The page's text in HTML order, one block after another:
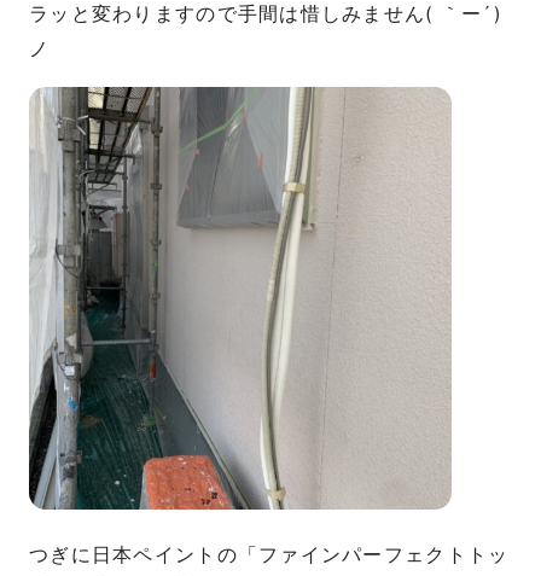
ラッと変わりますので手間は惜しみません( ｀ー´)
ノ
つぎに日本ペイントの「ファインパーフェクトトッ